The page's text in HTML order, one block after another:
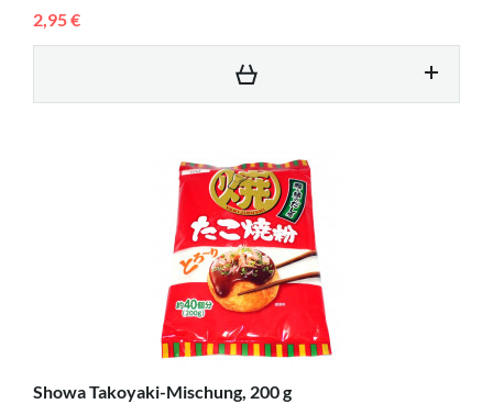
2,95 €
Showa Takoyaki-Mischung, 200 g